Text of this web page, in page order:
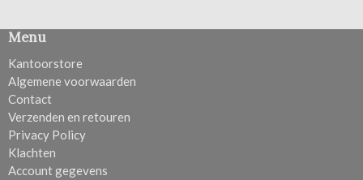
Menu
Kantoorstore
Algemene voorwaarden
Contact
Verzenden en retouren
Privacy Policy
Klachten
Account gegevens